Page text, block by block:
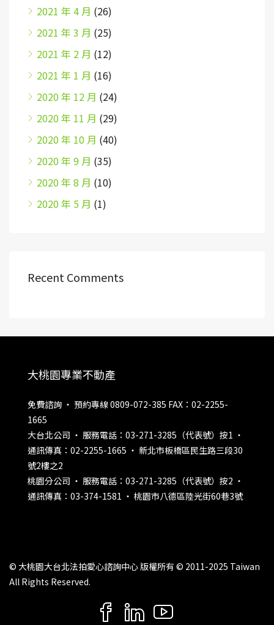
2021 年 4 月 (26)
2021 年 3 月 (25)
2021 年 2 月 (12)
2021 年 1 月 (16)
2020 年 12 月 (24)
2020 年 11 月 (29)
2020 年 10 月 (40)
2020 年 9 月 (35)
2020 年 8 月 (10)
2020 年 5 月 (1)
Recent Comments
大桃園專業不動產
免費諮詢 ‧ 預約專線 0809-072-385 FAX：02-2255-
1665
大台北公司 ‧ 服務電話：03-271-3285（代表號）按1 ‧
通訊傳真：02-2255-1665 ‧ 新北市板橋區民生路三段30
號2樓之2
桃園分公司 ‧ 服務電話：03-271-3285（代表號）按2 ‧
通訊傳真：03-374-1581 ‧ 桃園市八德區陸光街60巷3號
© 大桃園大台北法拍愛心諮詢中心 版權所有 © 2011-2025 Taiwan
All Rights Reserved.